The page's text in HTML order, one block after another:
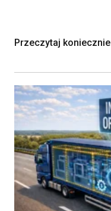
Przeczytaj koniecznie